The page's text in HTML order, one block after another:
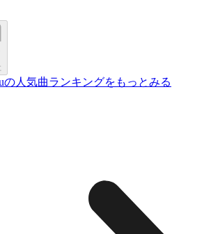
の人気曲ランキングをもっとみる